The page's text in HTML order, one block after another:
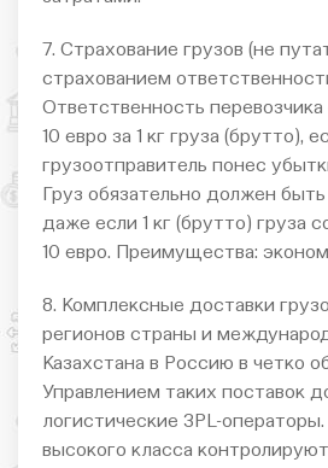
7. Страхование грузов (не
страхованием
Ответственность перевозчика
10 евро за 1 кг груза (брутто),
грузоотправитель понес
Груз обязательно должен
даже если 1 кг (брутто) груза
10 евро. Преимущества:
8. Комплексные доставки
регионов страны и
Казахстана в Россию в четко
Управлением таких поставок
логистические 3PL-
высокого класса